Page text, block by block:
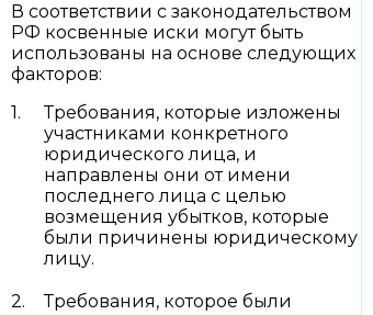
В соответствии с законодательством
РФ косвенные иски могут быть
использованы на основе следующих
факторов:
Требования, которые изложены
участниками конкретного
юридического лица, и
направлены они от имени
последнего лица с целью
возмещения убытков, которые
были причинены юридическому
лицу.
Требования, которое были